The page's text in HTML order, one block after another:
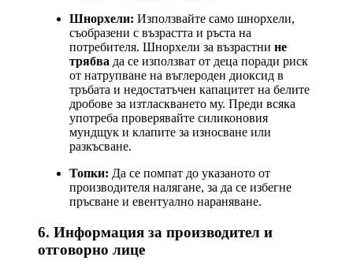
Шнорхели: Използвайте само шнорхели,
съобразени с възрастта и ръста на
потребителя. Шнорхели за възрастни не
трябва да се използват от деца поради риск
от натрупване на въглероден диоксид в
тръбата и недостатъчен капацитет на белите
дробове за изтласкването му. Преди всяка
употреба проверявайте силиконовия
мундщук и клапите за износване или
разкъсване.
Топки: Да се помпат до указаното от
производителя налягане, за да се избегне
пръсване и евентуално нараняване.
6. Информация за производител и
отговорно лице